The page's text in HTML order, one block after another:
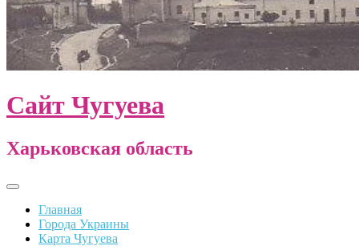
Сайт Чугуева
Харьковская область
Главная
Города Украины
Карта Чугуева